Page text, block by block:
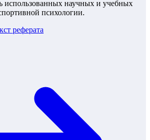
использованных научных и учебных
психологии.
реферата